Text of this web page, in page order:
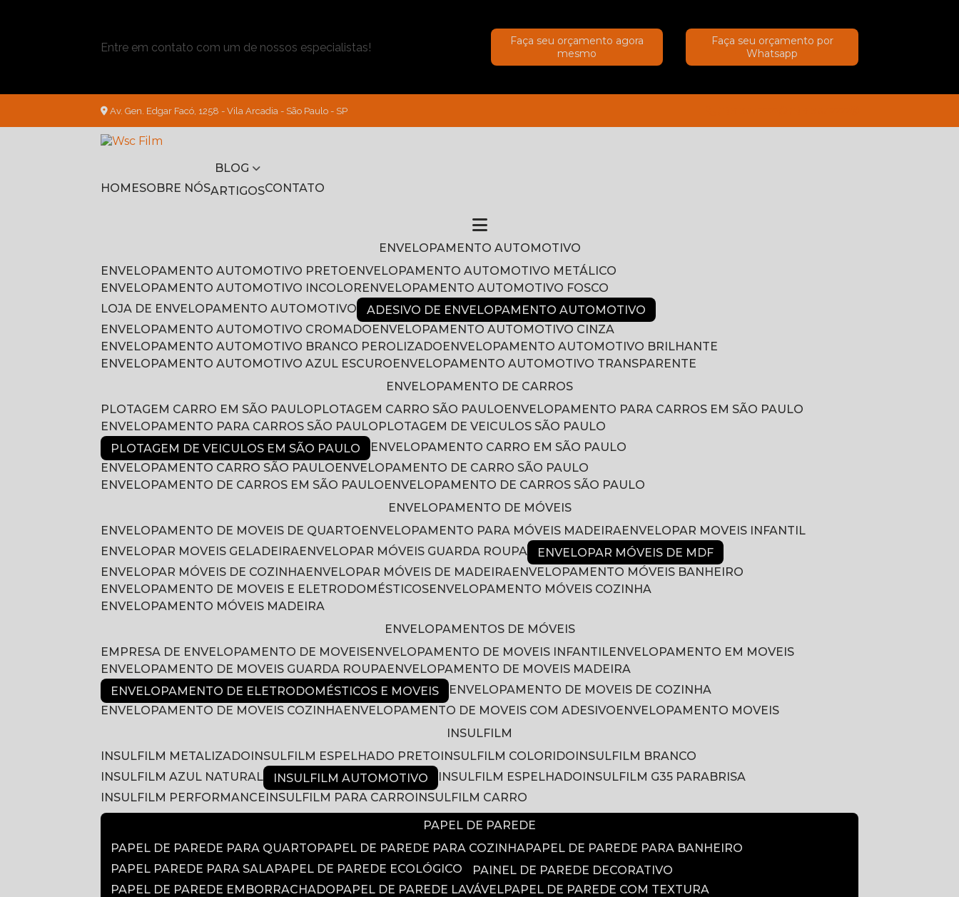
Entre em contato com um de nossos especialistas!
Faça seu orçamento agora
mesmo
Faça seu orçamento por
Whatsapp
Av. Gen. Edgar Facó, 1258 - Vila Arcadia - São Paulo - SP
HOME SOBRE NÓS
BLOG
ARTIGOS
CONTATO
ENVELOPAMENTO AUTOMOTIVO
ENVELOPAMENTO AUTOMOTIVO PRETO
ENVELOPAMENTO AUTOMOTIVO METÁLICO
ENVELOPAMENTO AUTOMOTIVO INCOLOR
ENVELOPAMENTO AUTOMOTIVO FOSCO
LOJA DE ENVELOPAMENTO AUTOMOTIVO
ADESIVO DE ENVELOPAMENTO AUTOMOTIVO
ENVELOPAMENTO AUTOMOTIVO CROMADO
ENVELOPAMENTO AUTOMOTIVO CINZA
ENVELOPAMENTO AUTOMOTIVO BRANCO PEROLIZADO
ENVELOPAMENTO AUTOMOTIVO BRILHANTE
ENVELOPAMENTO AUTOMOTIVO AZUL ESCURO
ENVELOPAMENTO AUTOMOTIVO TRANSPARENTE
ENVELOPAMENTO DE CARROS
PLOTAGEM CARRO EM SÃO PAULO
PLOTAGEM CARRO SÃO PAULO
ENVELOPAMENTO PARA CARROS EM SÃO PAULO
ENVELOPAMENTO PARA CARROS SÃO PAULO
PLOTAGEM DE VEICULOS SÃO PAULO
PLOTAGEM DE VEICULOS EM SÃO PAULO
ENVELOPAMENTO CARRO EM SÃO PAULO
ENVELOPAMENTO CARRO SÃO PAULO
ENVELOPAMENTO DE CARRO SÃO PAULO
ENVELOPAMENTO DE CARROS EM SÃO PAULO
ENVELOPAMENTO DE CARROS SÃO PAULO
ENVELOPAMENTO DE MÓVEIS
ENVELOPAMENTO DE MOVEIS DE QUARTO
ENVELOPAMENTO PARA MÓVEIS MADEIRA
ENVELOPAR MOVEIS INFANTIL
ENVELOPAR MOVEIS GELADEIRA
ENVELOPAR MÓVEIS GUARDA ROUPA
ENVELOPAR MÓVEIS DE MDF
ENVELOPAR MÓVEIS DE COZINHA
ENVELOPAR MÓVEIS DE MADEIRA
ENVELOPAMENTO MÓVEIS BANHEIRO
ENVELOPAMENTO DE MOVEIS E ELETRODOMÉSTICOS
ENVELOPAMENTO MÓVEIS COZINHA
ENVELOPAMENTO MÓVEIS MADEIRA
ENVELOPAMENTOS DE MÓVEIS
EMPRESA DE ENVELOPAMENTO DE MOVEIS
ENVELOPAMENTO DE MOVEIS INFANTIL
ENVELOPAMENTO EM MOVEIS
ENVELOPAMENTO DE MOVEIS GUARDA ROUPA
ENVELOPAMENTO DE MOVEIS MADEIRA
ENVELOPAMENTO DE ELETRODOMÉSTICOS E MOVEIS
ENVELOPAMENTO DE MOVEIS DE COZINHA
ENVELOPAMENTO DE MOVEIS COZINHA
ENVELOPAMENTO DE MOVEIS COM ADESIVO
ENVELOPAMENTO MOVEIS
INSULFILM
INSULFILM METALIZADO INSULFILM ESPELHADO PRETO INSULFILM COLORIDO INSULFILM BRANCO
INSULFILM AZUL NATURAL
INSULFILM AUTOMOTIVO INSULFILM ESPELHADO INSULFILM G35 PARABRISA
INSULFILM PERFORMANCE INSULFILM PARA CARRO INSULFILM CARRO
PAPEL DE PAREDE
PAPEL DE PAREDE PARA QUARTO
PAPEL DE PAREDE PARA COZINHA PAPEL DE PAREDE PARA BANHEIRO
PAPEL PAREDE PARA SALA PAPEL DE PAREDE ECOLÓGICO
PAINEL DE PAREDE DECORATIVO
PAPEL DE PAREDE EMBORRACHADO
PAPEL DE PAREDE LAVÁVEL PAPEL DE PAREDE COM TEXTURA